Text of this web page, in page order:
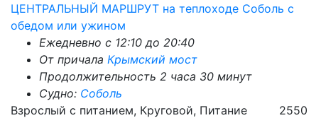
ЦЕНТРАЛЬНЫЙ МАРШРУТ на теплоходе Соболь с
обедом или ужином
Ежедневно c 12:10 до 20:40
От причала Крымский мост
Продолжительность 2 часа 30 минут
Судно: Соболь
Взрослый с питанием, Круговой, Питание
2550